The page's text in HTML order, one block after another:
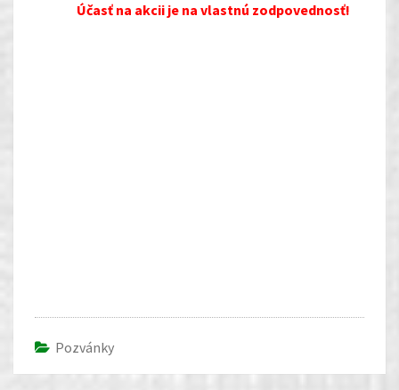
Účasť na akcii je na vlastnú zodpovednosť!
Pozvánky